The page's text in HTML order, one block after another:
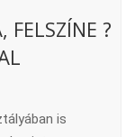
FELSZÍNE ?
is